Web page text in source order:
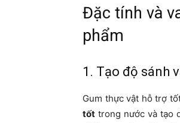
Đặc tính và
phẩm
1. Tạo độ sánh
Gum thực vật hỗ trợ
tốt trong nước và tạo